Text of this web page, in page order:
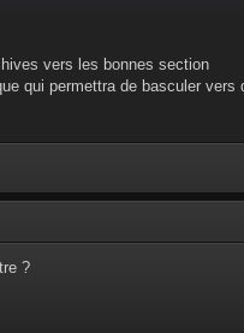
vers les bonnes section
qui permettra de basculer
?